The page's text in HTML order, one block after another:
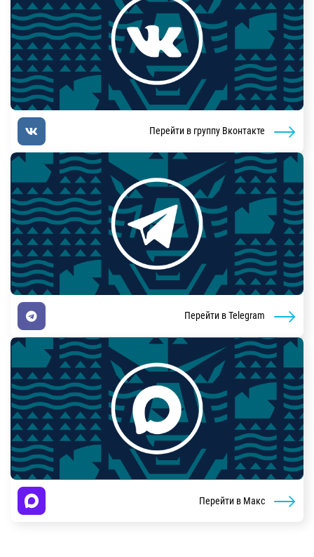
Перейти в группу Вконтакте
Перейти в Telegram
Перейти в Макс